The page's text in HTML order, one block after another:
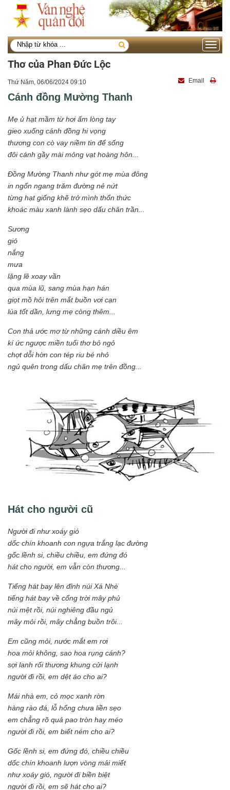
Toggle
Thơ của Phan Đức Lộc
Thứ Năm, 06/06/2024 09:10 Email
Cánh đồng Mường Thanh
Mẹ ủ hạt mầm từ hơi ấm lòng tay
gieo xuống cánh đồng hi vọng
thương con cò vay niềm tin để sống
đôi cánh gầy mài mỏng vạt hoàng hôn...
Đồng Mường Thanh như gót mẹ mùa đông
in ngổn ngang trăm đường nẻ nứt
từng hạt giống khẽ trở mình thổn thức
khoác màu xanh lành sẹo dấu chân trần...
Sương
gió
nắng
mưa
lặng lẽ xoay vần
qua mùa lũ, sang mùa hạn hán
giọt mồ hôi trên mắt buồn vơi cạn
lúa tốt dần, lưng mẹ còng thêm...
Con thả ước mơ từ những cánh diều êm
kí ức ngược miền tuổi thơ bỏ ngỏ
chợt dỗi hờn con tép riu bé nhỏ
ngủ quên trong dấu chân mẹ trên đồng...
Hát cho người cũ
Người đi như xoáy gió
dốc chín khoanh con ngựa trắng lạc đường
gốc lềnh si, chiều chiều, em đứng đó
hát cho người, em vẫn còn thương...
Tiếng hát bay lên đỉnh núi Xá Nhè
tiếng hát bay về cổng trời mây phủ
núi mệt rồi, núi nghiêng đầu ngủ
mây mỏi rồi, mây chẳng buồn trôi...
Em cũng mỏi, nước mắt em rơi
hoa mỏi không, sao hoa rụng cánh?
sợi lanh rối thương khung cửi lạnh
người đi rồi, em dệt áo cho ai?
Mái nhà em, cỏ mọc xanh rờn
hàng rào đá, lỗ hổng chưa liền sẹo
em chẳng rõ quả pao tròn hay méo
người đi rồi, em biết ném cho ai?
Gốc lềnh si, em đứng đó, chiều chiều
dốc chín khoanh lượn vòng mải miết
như xoáy gió, người đi biền biệt
người đi rồi, em sẽ hát cho ai?